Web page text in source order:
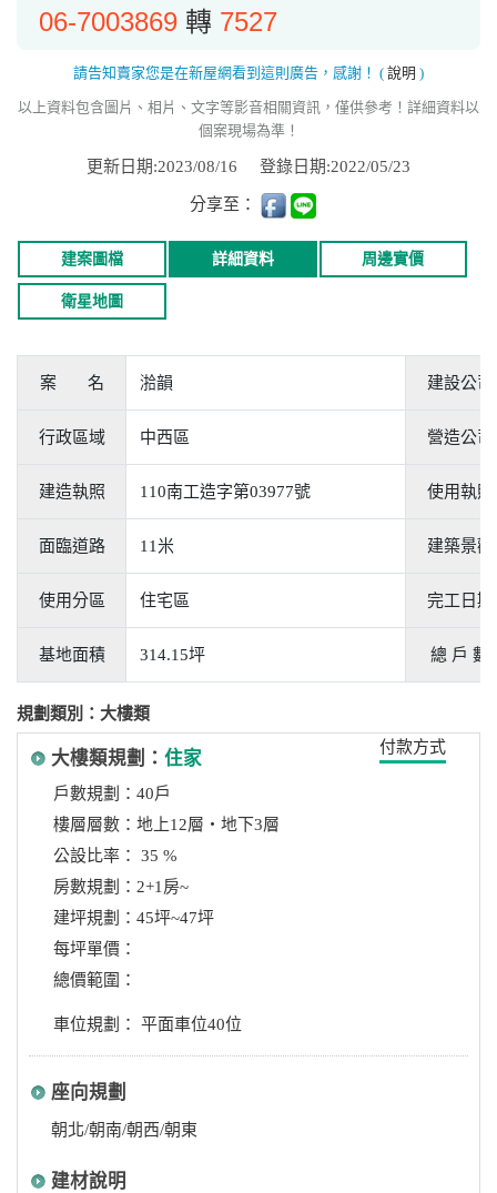
06-7003869 轉 7527
請告知賣家您是在新屋網看到這則廣告，感謝！ ( 說明 )
以上資料包含圖片、相片、文字等影音相關資訊，僅供參考！詳細資料以
個案現場為準！
更新日期:2023/08/16 登錄日期:2022/05/23
分享至：
建案圖檔 詳細資料 周邊實價
衛星地圖
案 名 湁韻 建設公司
行政區域 中西區 營造公司
建造執照 110南工造字第03977號 使用執照
面臨道路 11米 建築景觀
使用分區 住宅區 完工日期
基地面積 314.15坪 總 戶 數
規劃類別：大樓類
付款方式
大樓類規劃： 住家
戶數規劃：40戶
樓層層數：地上12層‧地下3層
公設比率： 35 %
房數規劃：2+1房~
建坪規劃：45坪~47坪
每坪單價：
總價範圍：
車位規劃： 平面車位40位
座向規劃
朝北/朝南/朝西/朝東
建材說明